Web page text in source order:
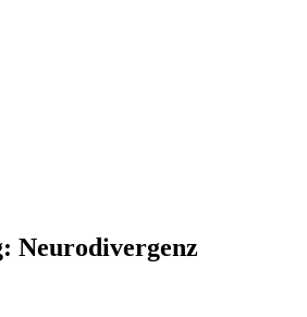
Neurodivergenz